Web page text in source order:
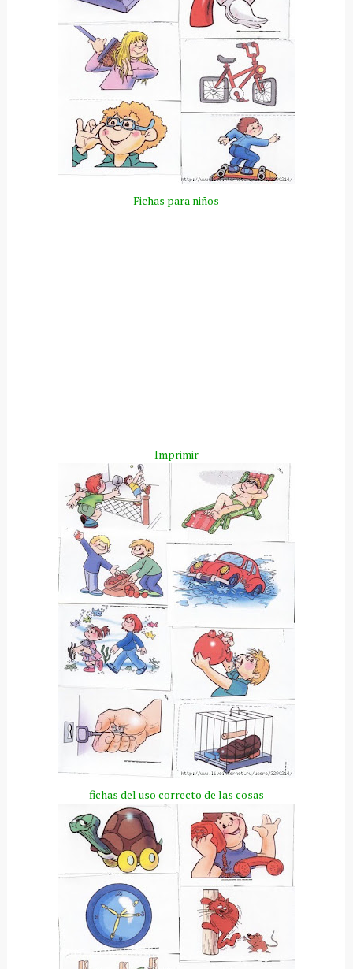
Fichas para niños
Imprimir
fichas del uso correcto de las cosas